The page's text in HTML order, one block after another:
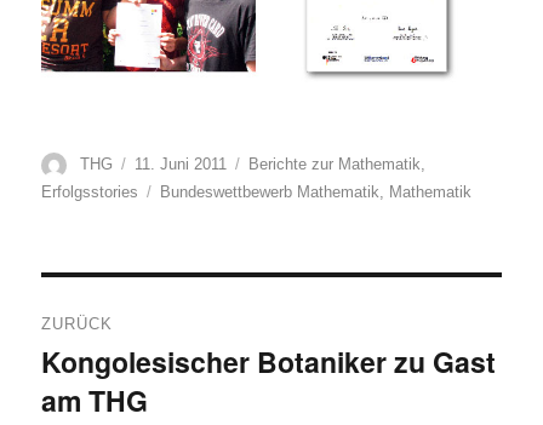
Autor
THG
Veröffentlicht
am
11. Juni 2011 Kategorien
Berichte zur Mathematik,
Erfolgsstories
Schlagwörter
Bundeswettbewerb Mathematik Mathematik
ZURÜCK
Vorheriger
Beitrag:
Kongolesischer Botaniker zu Gast
am THG